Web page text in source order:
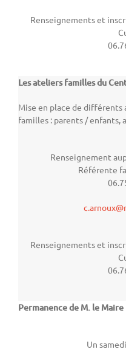
Renseignements et
Les ateliers familles du
Mise en place de
familles : parents /
Renseignement
Référente
Renseignements et
Permanence de M. le Maire
Un